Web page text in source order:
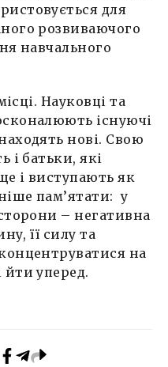
для
розвиваючого
навчального
Науковці та
існуючі
нові. Свою
і батьки, які
і виступають як
пам’ятати: у
– негативна
її силу та
на
уперед.